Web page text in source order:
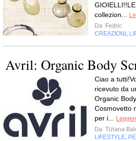
collezion...
Da Fedric
CREAZIONI
Avril: Organic Body
Ciao a
ricevuto da
Organic
Cosmovetto
per i...
Da Tiziana
LIFESTYLE